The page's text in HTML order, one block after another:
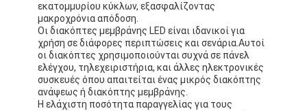
Διακόπτης μεμβρανών FPC
Αδιάβροχος διακόπτης μεμβρανών
Διακόπτης μεμβράνης ψηφιακής εκτύπωσης
διακόπτης μεμβράνης με φωτισμό από πίσω
εκατομμυρίου κύκλων, εξασφαλίζοντας
μακροχρόνια απόδοση.
Οι διακόπτες μεμβράνης LED είναι ιδανικοί για
χρήση σε διάφορες περιπτώσεις και σενάρια.Αυτοί
οι διακόπτες χρησιμοποιούνται συχνά σε πάνελ
ελέγχου, τηλεχειριστήρια, και άλλες ηλεκτρονικές
συσκευές όπου απαιτείται ένας μικρός διακόπτης
ανάψεως ή διακόπτης μεμβράνης.
Η ελάχιστη ποσότητα παραγγελίας για τους